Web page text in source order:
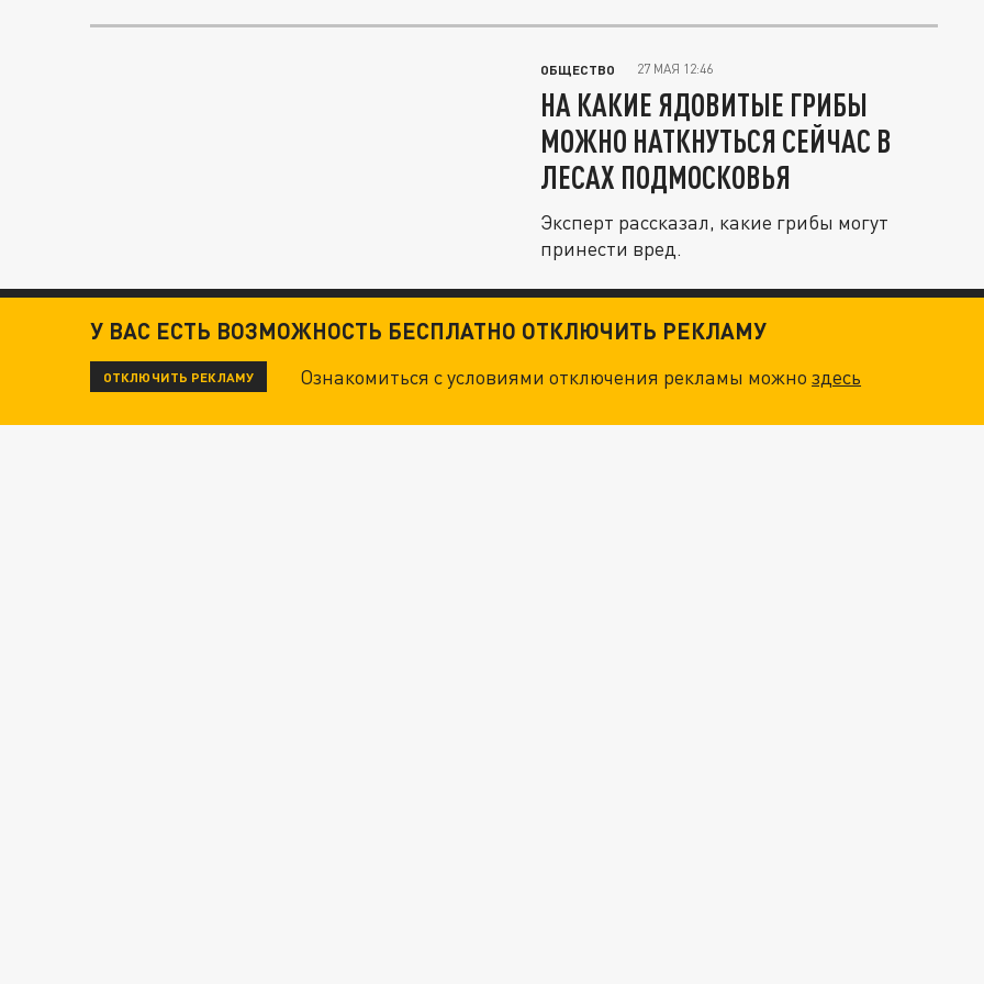
ОБЩЕСТВО 27 МАЯ 12:46
НА КАКИЕ ЯДОВИТЫЕ ГРИБЫ
МОЖНО НАТКНУТЬСЯ СЕЙЧАС В
ЛЕСАХ ПОДМОСКОВЬЯ
Эксперт рассказал, какие грибы могут
принести вред.
У ВАС ЕСТЬ ВОЗМОЖНОСТЬ БЕСПЛАТНО ОТКЛЮЧИТЬ РЕКЛАМУ
ОТКЛЮЧИТЬ РЕКЛАМУ Ознакомиться с условиями отключения рекламы можноздесь